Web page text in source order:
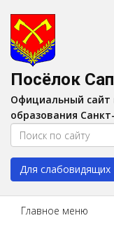
Посёлок
Официальный сайт
образования
Для слабовидящих
Главное меню